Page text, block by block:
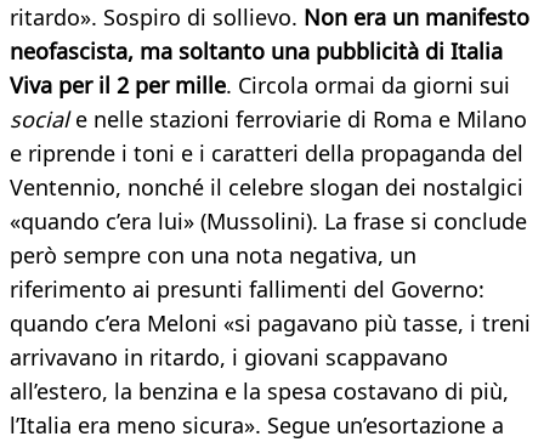
ritardo». Sospiro di sollievo. Non era un manifesto
neofascista, ma soltanto una pubblicità di Italia
Viva per il 2 per mille. Circola ormai da giorni sui
sociale nelle stazioni ferroviarie di Roma e Milano
e riprende i toni e i caratteri della propaganda del
Ventennio, nonché il celebre slogan dei nostalgici
«quando c’era lui» (Mussolini). La frase si conclude
però sempre con una nota negativa, un
riferimento ai presunti fallimenti del Governo:
quando c’era Meloni «si pagavano più tasse, i treni
arrivavano in ritardo, i giovani scappavano
all’estero, la benzina e la spesa costavano di più,
l’Italia era meno sicura». Segue un’esortazione a